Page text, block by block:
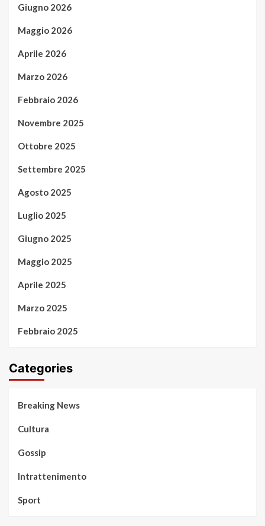
Giugno 2026
Maggio 2026
Aprile 2026
Marzo 2026
Febbraio 2026
Novembre 2025
Ottobre 2025
Settembre 2025
Agosto 2025
Luglio 2025
Giugno 2025
Maggio 2025
Aprile 2025
Marzo 2025
Febbraio 2025
Categories
Breaking News
Cultura
Gossip
Intrattenimento
Sport